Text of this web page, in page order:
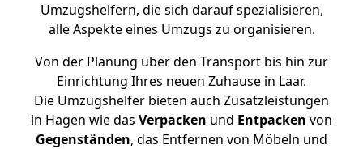
Umzugshelfern, die sich darauf spezialisieren,
alle Aspekte eines Umzugs zu organisieren.
Von der Planung über den Transport bis hin zur
Einrichtung Ihres neuen Zuhause in Laar.
Die Umzugshelfer bieten auch Zusatzleistungen
in Hagen wie das Verpacken und Entpacken von
Gegenständen, das Entfernen von Möbeln und